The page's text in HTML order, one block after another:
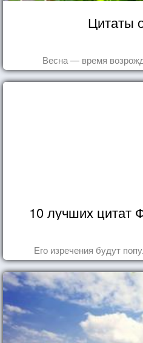
Цитаты
Весна — время
10 лучших цитат
Его изречения будут